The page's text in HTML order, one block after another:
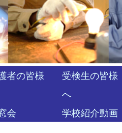
者の皆様
受検生の皆様
へ
会 学校紹介動画